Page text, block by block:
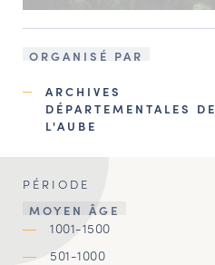
ORGANISÉ PAR
ARCHIVES
DÉPARTEMENTALES DE
L'AUBE
PÉRIODE
MOYEN ÂGE
1001-1500
501-1000